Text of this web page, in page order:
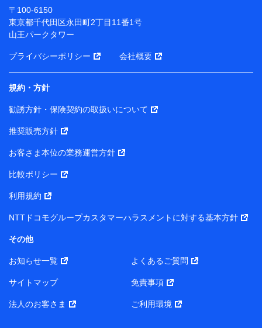
※ dポイントクラブ会員ではないお客さま（2019年12
月11日以降、一度もdポイントクラブ会員であったこと
がないお客さまに限る）に関する、2019年12月10日以
前に取得した個人データは、こちら の利用目的の範囲内
当社は株式会社NTTドコモ・フィナンシャルグループ
との間で、以下のとおり個人データを共同利用しま
す。
【共同して利用される利用データの項目】
当社または株式会社NTTドコモ・フィナンシャルグルー
の個人データ
基本情報
性、連絡先、dポイントサービスのご利用に関する情報。例
所、dポイント残高、dポイント利用履歴などが含まれます。
当社または株式会社NTTドコモ・フィナンシャルグループが
報。例として、当社または株式会社NTTドコモ・フィナンシ
履歴インターネット利用時の行動に関する情報、アプリケー
〒100-6150
東京都千代田区永田町2丁目11番1号
山王パークタワー
プライバシーポリシー 会社概要
規約・方針
勧誘方針・保険契約の取扱いについて
推奨販売方針
お客さま本位の業務運営方針
比較ポリシー
利用規約
NTTドコモグループカスタマーハラスメントに対する基本方針
その他
お知らせ一覧 よくあるご質問
サイトマップ 免責事項
法人のお客さま ご利用環境